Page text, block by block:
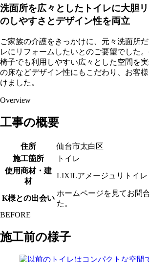
洗面所を広々としたトイレに大胆
のしやすさとデザイン性を両立
ご家族の介護をきっかけに、元々洗面所
レにリフォームしたいとのご要望でした
椅子でも利用しやすい広々とした空間を
の床などデザイン性にもこだわり、お客
けました。
Overview
工事の概要
住所
仙台市太白区
施工箇所
トイレ
使用商材・建
材
LIXILアメージュリトイレ
K様との出会い
ホームページを見てお問
た。
BEFORE
施工前の様子